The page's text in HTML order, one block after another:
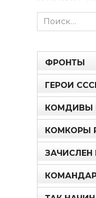
Search
for:
ФРОНТЫ
ГЕРОИ
КОМДИВЫ
КОМКОРЫ
ЗАЧИСЛЕН